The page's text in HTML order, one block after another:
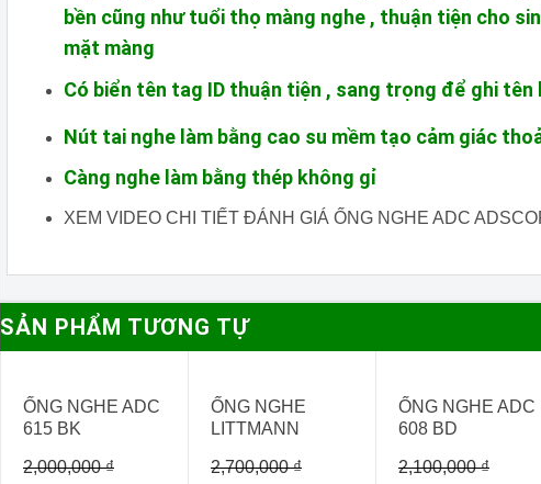
bền cũng như tuổi thọ màng nghe , thuận tiện cho
mặt màng
Có biển tên tag ID thuận tiện , sang trọng để ghi tên
Nút tai nghe làm bằng cao su mềm tạo cảm giác
Càng nghe làm bằng thép không gỉ
XEM VIDEO CHI TIẾT ĐÁNH GIÁ ỐNG NGHE ADC
SẢN PHẨM TƯƠNG TỰ
ỐNG NGHE ADC
615 BK
2,000,000₫
HẾT HÀNG
ỐNG NGHE
LITTMANN
CLASSIC II 2146
2,700,000₫
ỐNG NGHE ADC
608 BD
2,100,000₫